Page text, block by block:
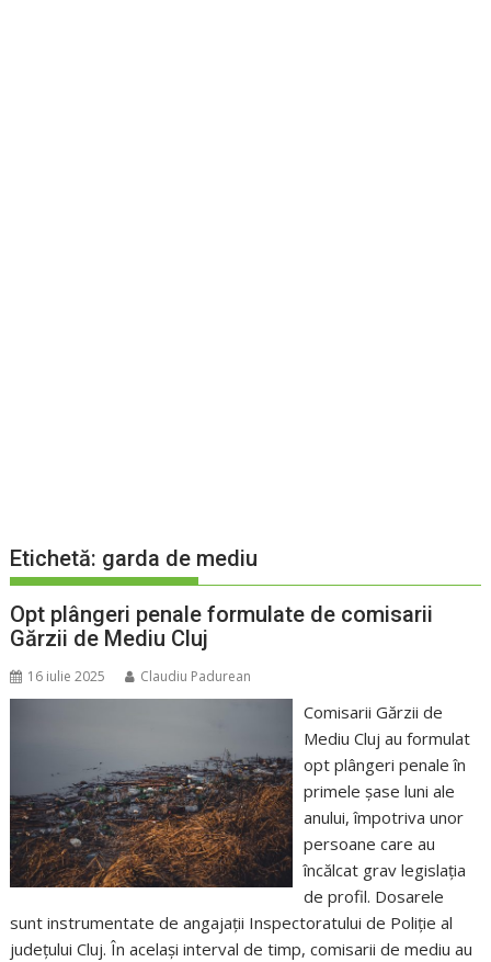
Etichetă: garda de mediu
Opt plângeri penale formulate de comisarii
Gărzii de Mediu Cluj
16 iulie 2025 Claudiu Padurean
Comisarii Gărzii de
Mediu Cluj au formulat
opt plângeri penale în
primele șase luni ale
anului, împotriva unor
persoane care au
încălcat grav legislația
de profil. Dosarele
sunt instrumentate de angajații Inspectoratului de Poliție al
județului Cluj. În același interval de timp, comisarii de mediu au